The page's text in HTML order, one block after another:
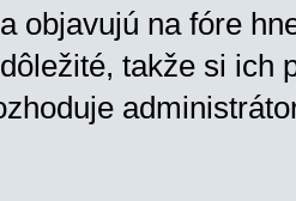
objavujú na fóre
takže si ich